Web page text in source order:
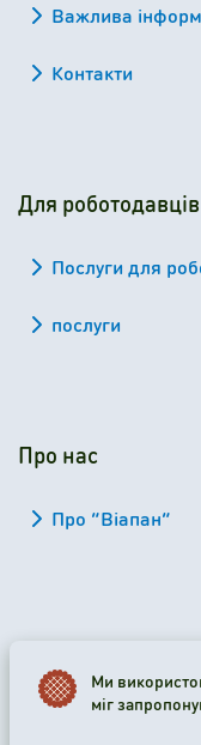
Важлива
Контакти
Для роботодавців
Послуги для
послуги
Про нас
Про “Віапан”
2026 Viapan
Ми
міг